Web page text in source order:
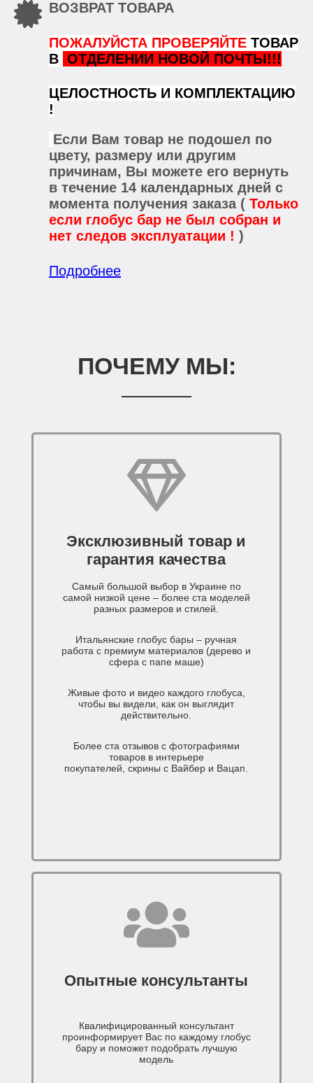
ВОЗВРАТ ТОВАРА
ПОЖАЛУЙСТА ПРОВЕРЯЙТЕ ТОВАР
В ОТДЕЛЕНИИ НОВОЙ ПОЧТЫ!!!
ЦЕЛОСТНОСТЬ И КОМПЛЕКТАЦИЮ
!
Если Вам товар не подошел по
цвету, размеру или другим
причинам, Вы можете его вернуть
в течение 14 календарных дней с
момента получения заказа ( Только
если глобус бар не был собран и
нет следов эксплуатации ! )
Подробнее
ПОЧЕМУ МЫ:
Эксклюзивный товар и
гарантия качества
Самый большой выбор в Украине по
самой низкой цене – более ста моделей
разных размеров и стилей.
Итальянские глобус бары – ручная
работа с премиум материалов (дерево и
сфера с папе маше)
Живые фото и видео каждого глобуса,
чтобы вы видели, как он выглядит
действительно.
Более ста отзывов с фотографиями
товаров в интерьере
покупателей, скрины с Вайбер и Вацап.
Опытные консультанты
Квалифицированный консультант
проинформирует Вас по каждому глобус
бару и поможет подобрать лучшую
модель